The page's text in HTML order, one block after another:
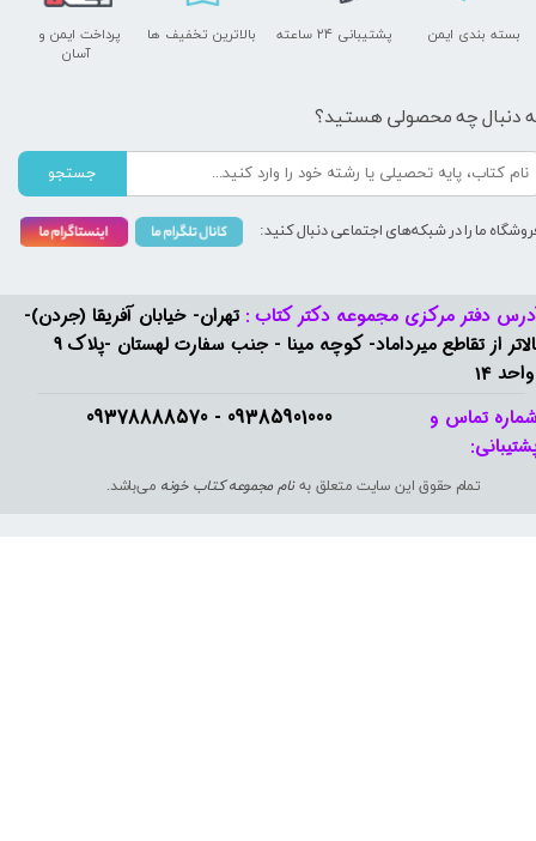
09385901000 - 09378888570​​​​​​​
دفتر مرکزی مجموعه دکتر کتاب : تهران- خیابان آفریقا (جردن)-
بالاتر از تقاطع میرداماد- کوچه مینا - جنب سفارت لهستان -پلاک 9
14
تمام حقوق این سایت متعلق بهنام مجموعه کتاب خونه می‌باشد.
تماس و
پشتیبانی ۲۴ ساعته
پرداخت ایمن و ​​​​​​​
آسان
بسته بندی ایمن بالاترین تخفیف ها
دنبال چه محصولی هستید؟
جستجو
ما را در شبکه‌های اجتماعی دنبال کنید: